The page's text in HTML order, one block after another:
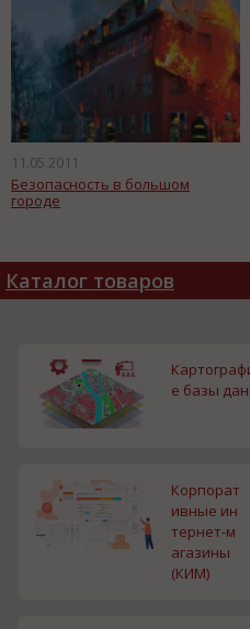
11.05.2011
Безопасность в большом
городе
Каталог товаров
е базы
Корпорат
ивные ин
тернет‑м
агазины
(КИМ)